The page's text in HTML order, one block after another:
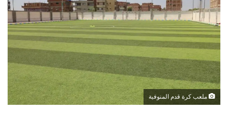
ملعب كرة قدم المنوفية